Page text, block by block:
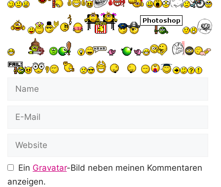
Mail
Ein Gravatar-Bild neben meinen Kommentaren
anzeigen.